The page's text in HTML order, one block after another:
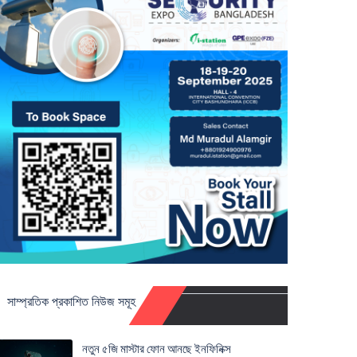
সাম্প্রতিক প্রকাশিত নিউজ সমূহ
নতুন ৫জি মাস্টার ফোন আনছে ইনফিনিক্স